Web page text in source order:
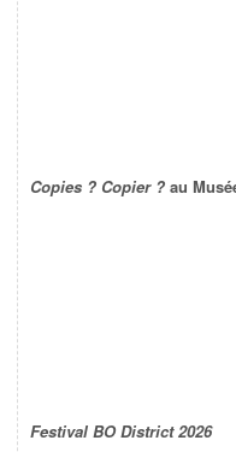
Copies ? Copier ? au
Festival BO District 2026